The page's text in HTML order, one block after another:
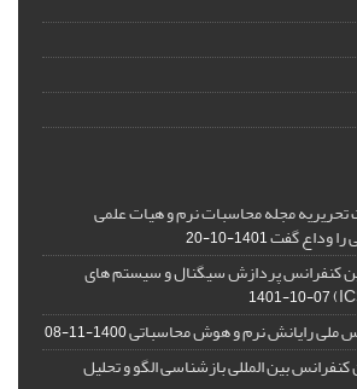
مجله محاسبات نرم و هیات علمی
را وداع گفت1401-10-20
کنفرانس پردازش سیگنال و سیستم های
1401-10-07
ملی رایانش نرم و هوش محاسباتی1400-11-08
بین المللی بازشناسی الگو و تحلیل